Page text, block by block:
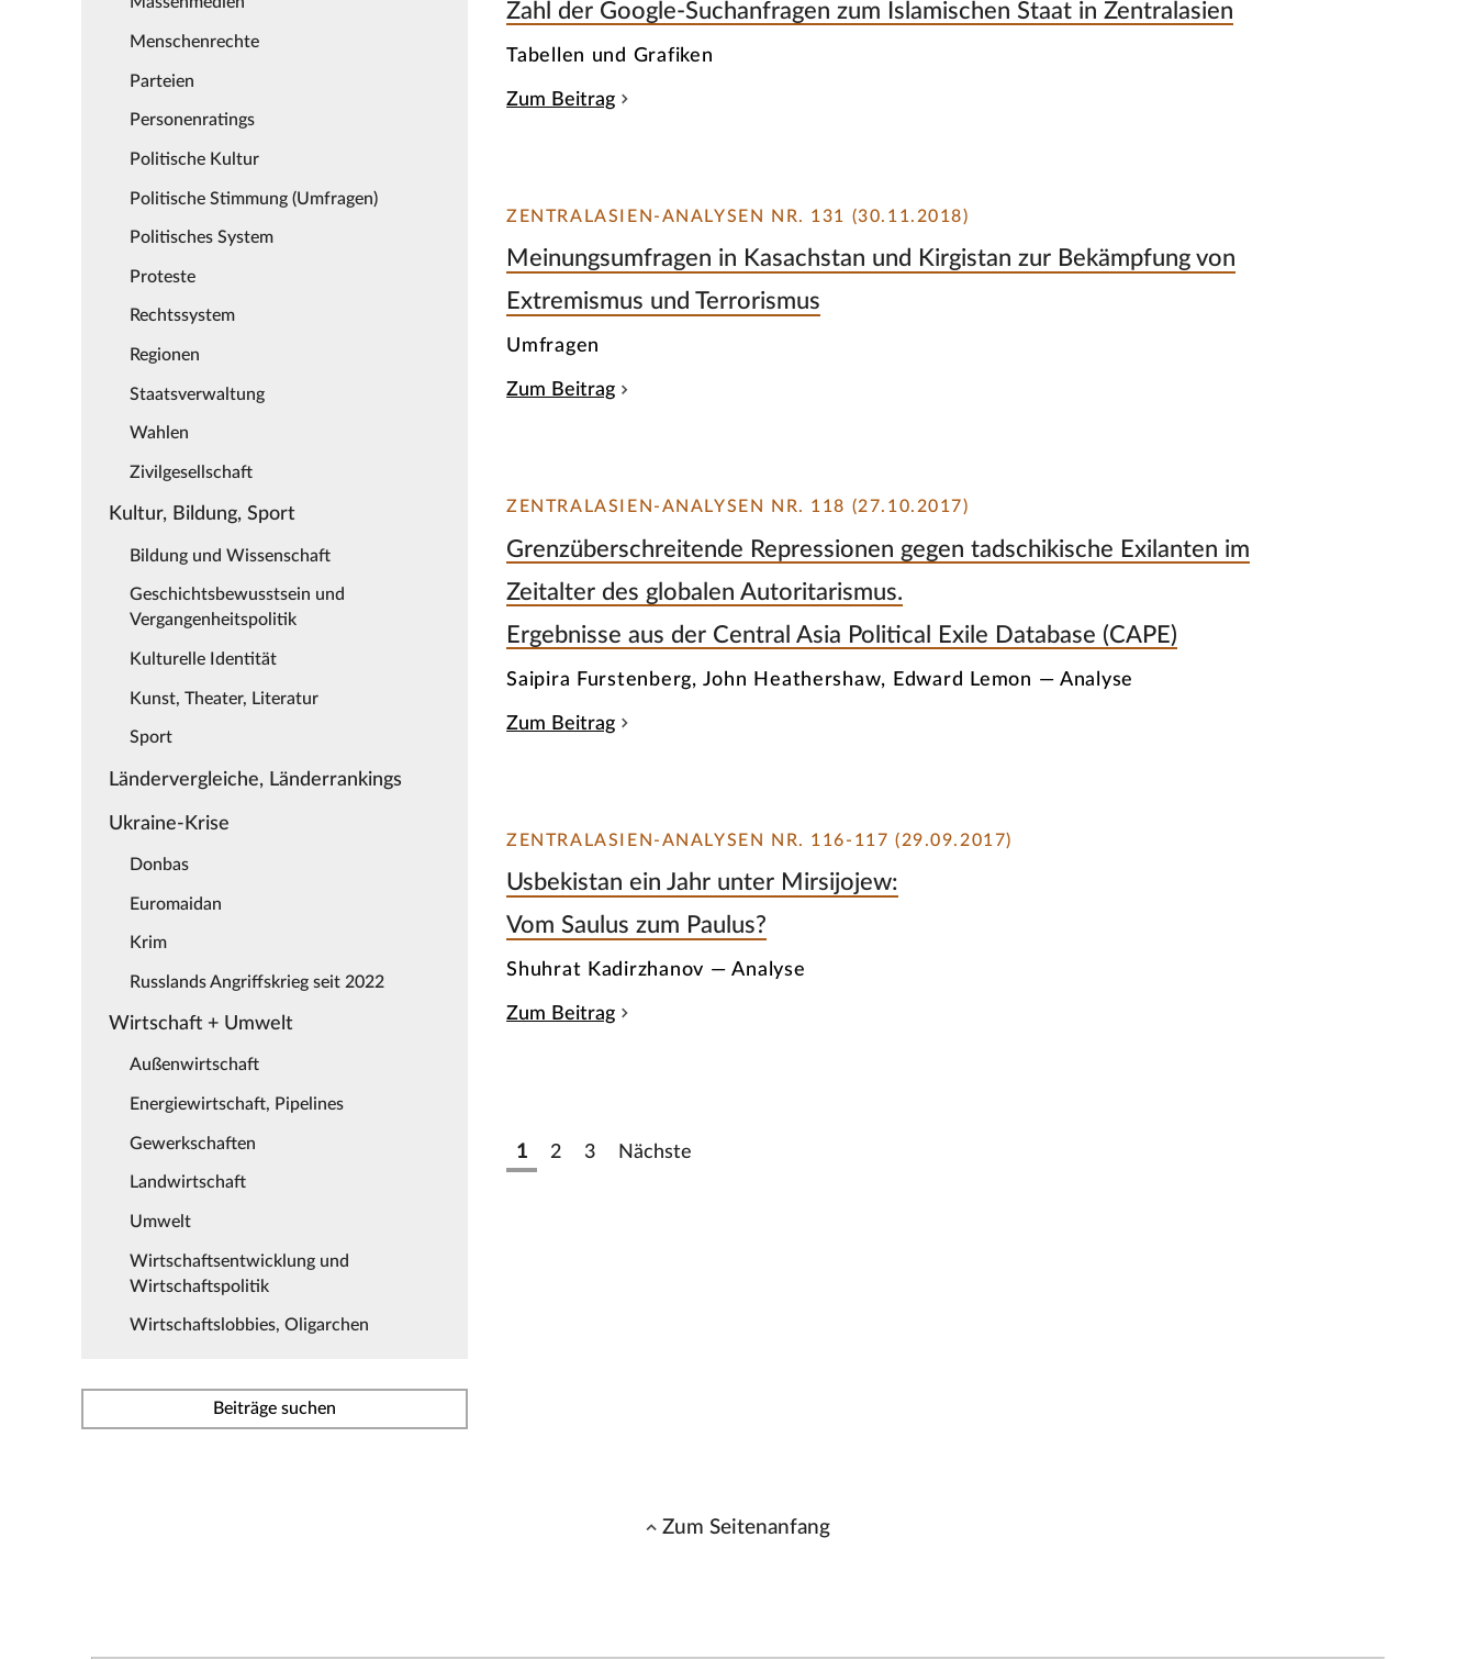
Menschenrechte
Parteien
Personenratings
Politische Kultur
Politische Stimmung (Umfragen)
Politisches System
Proteste
Rechtssystem
Regionen
Staatsverwaltung
Wahlen
Zivilgesellschaft
Kultur, Bildung, Sport
Bildung und Wissenschaft
Geschichtsbewusstsein und
Vergangenheitspolitik
Kulturelle Identität
Kunst, Theater, Literatur
Sport
Ländervergleiche, Länderrankings
Ukraine-Krise
Donbas
Euromaidan
Krim
Russlands Angriffskrieg seit 2022
Wirtschaft + Umwelt
Außenwirtschaft
Energiewirtschaft, Pipelines
Gewerkschaften
Landwirtschaft
Umwelt
Wirtschaftsentwicklung und
Wirtschaftspolitik
Wirtschaftslobbies, Oligarchen
Beiträge suchen
Zahl der Google-Suchanfragen zum Islamischen Staat in Zentralasien
Tabellen und Grafiken
Zum Beitrag
ZENTRALASIEN-ANALYSEN NR. 131 (30.11.2018)
Meinungsumfragen in Kasachstan und Kirgistan zur Bekämpfung von
Extremismus und Terrorismus
Umfragen
Zum Beitrag
ZENTRALASIEN-ANALYSEN NR. 118 (27.10.2017)
Grenzüberschreitende Repressionen gegen tadschikische Exilanten im
Zeitalter des globalen Autoritarismus.
Ergebnisse aus der Central Asia Political Exile Database (CAPE)
Saipira Furstenberg, John Heathershaw, Edward Lemon — Analyse
Zum Beitrag
ZENTRALASIEN-ANALYSEN NR. 116-117 (29.09.2017)
Usbekistan ein Jahr unter Mirsijojew:
Vom Saulus zum Paulus?
Shuhrat Kadirzhanov — Analyse
Zum Beitrag
1 2 3 Nächste
Zum Seitenanfang